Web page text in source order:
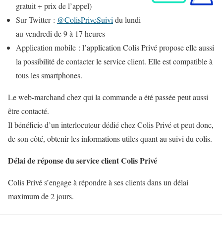
gratuit + prix de l’appel)
Sur Twitter : @ColisPriveSuivi du lundi
au vendredi de 9 à 17 heures
Application mobile : l’application Colis Privé propose elle aussi
la possibilité de contacter le service client. Elle est compatible à
tous les smartphones.
Le web-marchand chez qui la commande a été passée peut aussi
être contacté.
Il bénéficie d’un interlocuteur dédié chez Colis Privé et peut donc,
de son côté, obtenir les informations utiles quant au suivi du colis.
Délai de réponse du service client Colis Privé
Colis Privé s’engage à répondre à ses clients dans un délai
maximum de 2 jours.